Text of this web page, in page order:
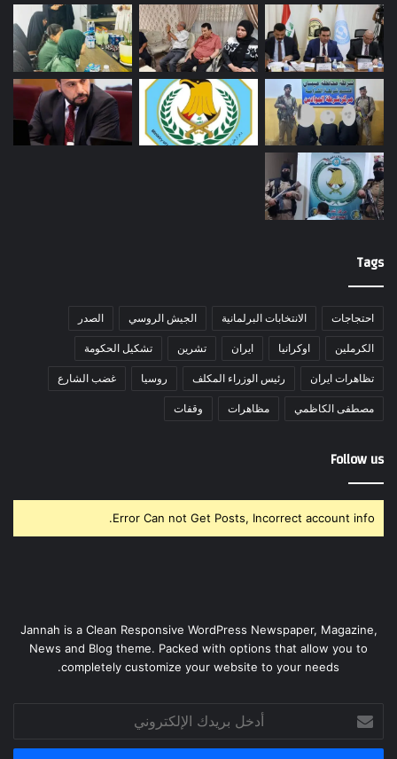
Tags
احتجاجات الانتخابات البرلمانية الجيش الروسي الصدر
الكرملين اوكرانيا ايران تشرين تشكيل الحكومة
تظاهرات ايران رئيس الوزراء المكلف روسيا غضب الشارع
مصطفى الكاظمي مظاهرات وقفات
Follow us
Error Can not Get Posts, Incorrect account info.
Jannah is a Clean Responsive WordPress Newspaper, Magazine,
News and Blog theme. Packed with options that allow you to
completely customize your website to your needs.
بريدك
الإلكتروني